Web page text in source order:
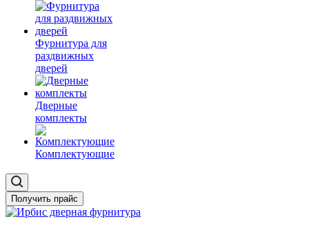
Фурнитура для
раздвижных
дверей
Дверные
комплекты
Комплектующие
Получить прайс